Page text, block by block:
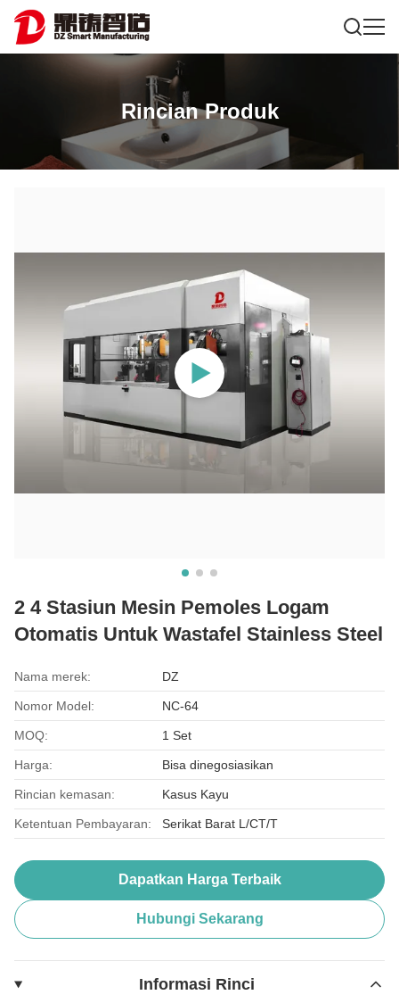
Rincian Produk
2 4 Stasiun Mesin Pemoles Logam
Otomatis Untuk Wastafel Stainless Steel
Nama merek: DZ
Nomor Model: NC-64
MOQ: 1 Set
Harga: Bisa dinegosiasikan
Rincian kemasan: Kasus Kayu
Ketentuan Pembayaran: Serikat Barat L/CT/T
Dapatkan Harga Terbaik
Hubungi Sekarang
Informasi Rinci